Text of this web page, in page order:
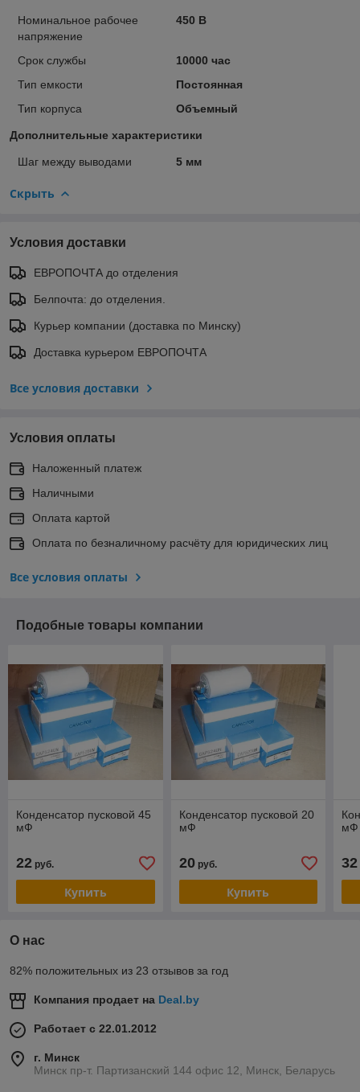
Номинальное рабочее
напряжение
450 В
Срок службы
10000 час
Тип емкости
Постоянная
Тип корпуса
Объемный
Дополнительные характеристики
Шаг между выводами 5 мм
Скрыть
Условия доставки
ЕВРОПОЧТА до отделения
Белпочта: до отделения.
Курьер компании (доставка по Минску)
Доставка курьером ЕВРОПОЧТА
Все условия доставки
Условия оплаты
Наложенный платеж
Наличными
Оплата картой
Оплата по безналичному расчёту для юридических лиц
Все условия оплаты
Подобные товары компании
Конденсатор пусковой 45
мФ
22 руб.
Купить
Конденсатор пусковой 20
мФ
20руб.
Купить
мФ
32
О нас
82% положительных из 23 отзывов за год
Компания продает на Deal.by
Работает с 22.01.2012
г. Минск
Минск пр-т. Партизанский 144 офис 12, Минск, Беларусь